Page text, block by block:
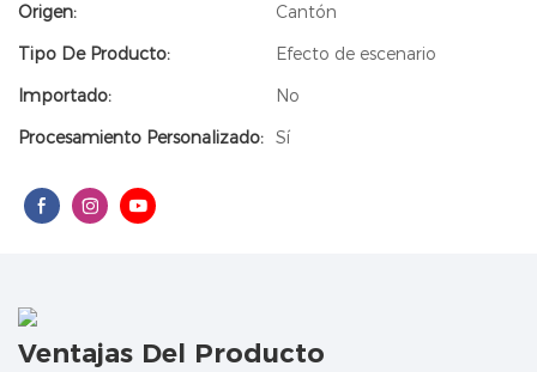
Origen:
Cantón
Tipo De Producto:
Efecto de escenario
Importado:
No
Procesamiento Personalizado: Sí
Ventajas Del Producto